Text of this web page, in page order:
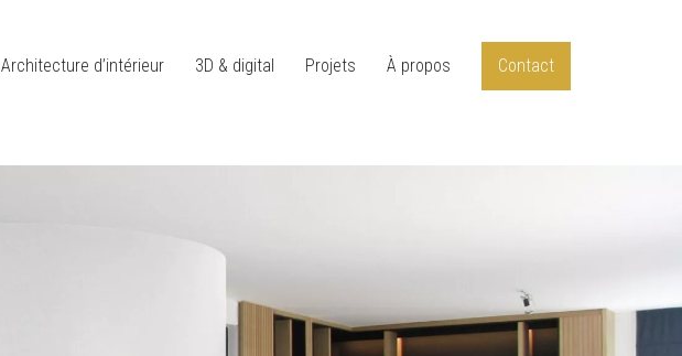
Architecture d’intérieur 3D & digital Projets À propos Contact